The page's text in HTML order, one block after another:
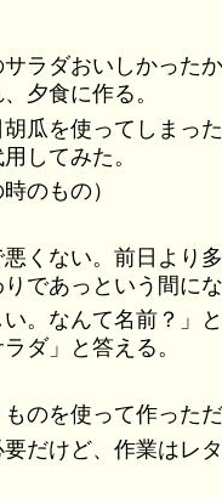
ラダおいしかった
夕食に作る。
胡瓜を使ってしまっ
してみた。
のもの）
くない。前日より
であっという間にな
い。なんて名前？」
ダ」と答える。
のを使って作っただ
だけど、作業はレ